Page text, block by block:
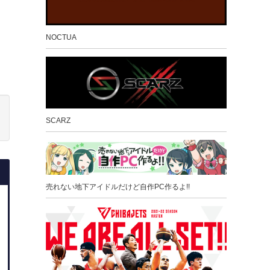
NOCTUA
SCARZ
売れない地下アイドルだけど自作PC作るよ!!